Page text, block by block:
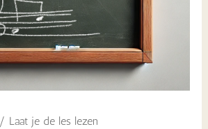
/ Laat je de les lezen